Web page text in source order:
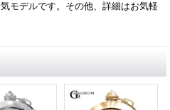
モデルです。その他、詳細はお気軽